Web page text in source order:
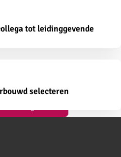
tot leidinggevende
selecteren